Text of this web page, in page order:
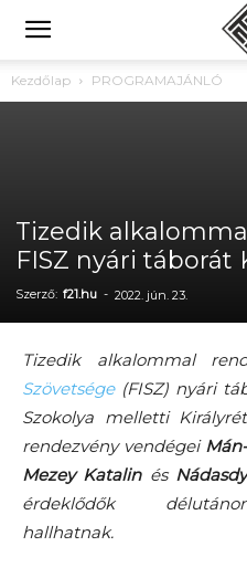
Kezdőlap PROGRAMAJÁNLÓ
Tizedik
FISZ nyári táborát
Szerző: f21.hu - 2022. jún. 23.
Tizedik alkalommal
Szövetsége(FISZ) nyári
Szokolya melletti
rendezvény vendégei
Mezey Katalinés
érdeklődők
hallhatnak.